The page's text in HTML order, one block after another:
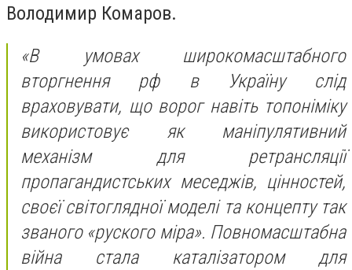
Володимир Комаров.
«В умовах широкомасштабного
вторгнення рф в Україну слід
враховувати, що ворог навіть топоніміку
використовує як маніпулятивний
механізм для ретрансляції
пропагандистських меседжів, цінностей,
своєї світоглядної моделі та концепту так
званого «руского міра». Повномасштабна
війна стала каталізатором для